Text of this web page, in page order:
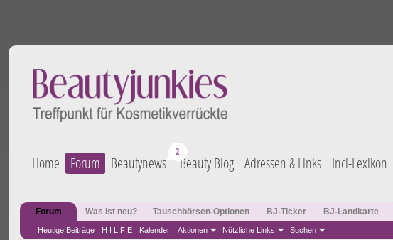
Home Forum Beautynews Beauty Blog Adressen & Links Inci-Lexikon
Forum
Heutige Beiträge H I L F E Kalender Aktionen Nützliche Links Suchen
Was ist neu? Tauschbörsen-Optionen BJ-Ticker BJ-Landkarte